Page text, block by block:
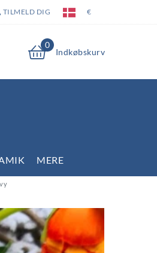
TILMELD DIG €
0
Indkøbskurv
MERE